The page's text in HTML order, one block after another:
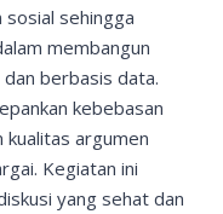
sehingga
membangun
berbasis data.
kebebasan
argumen
Kegiatan ini
yang sehat dan